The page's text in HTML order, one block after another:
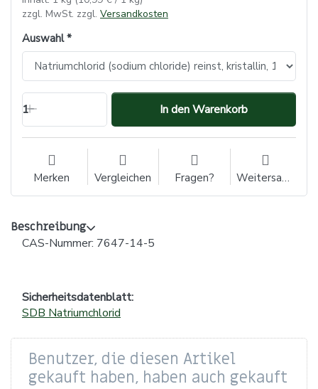
zzgl. MwSt. zzgl. Versandkosten
Auswahl
1 In den Warenkorb
Merken Vergleichen Fragen? Weitersagen
Beschreibung
CAS-Nummer: 7647-14-5
Sicherheitsdatenblatt:
SDB Natriumchlorid
Benutzer, die diesen Artikel
gekauft haben, haben auch gekauft